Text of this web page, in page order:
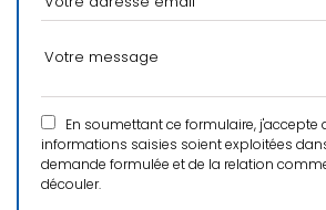
En soumettant ce formulaire, j'accepte
informations saisies soient exploitées
demande formulée et de la relation
découler.